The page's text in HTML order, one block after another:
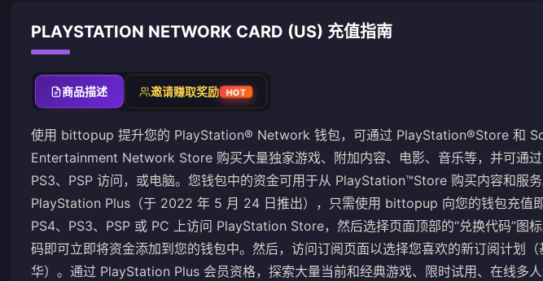
PLAYSTATION NETWORK CARD (US) 充值指南
商品描述 邀请赚取奖励 HOT
使用 bittopup 提升您的 PlayStation® Network 钱包，可通过 PlayStation®Store 和
Entertainment Network Store 购买大量独家游戏、附加内容、电影、音乐等，并可通过
PS3、PSP 访问，或电脑。您钱包中的资金可用于从 PlayStation™Store 购买内容和服
PlayStation Plus（于 2022 年 5 月 24 日推出），只需使用 bittopup 向您的钱包充值即
PS4、PS3、PSP 或 PC 上访问 PlayStation Store，然后选择页面顶部的“兑换代码”图
码即可立即将资金添加到您的钱包中。然后，访问订阅页面以选择您喜欢的新订阅计划（
华）。通过 PlayStation Plus 会员资格，探索大量当前和经典游戏、限时试用、在线多